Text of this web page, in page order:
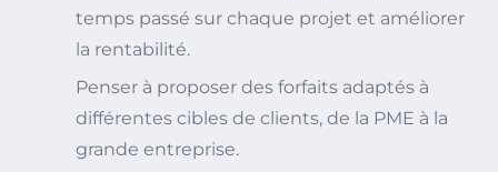
temps passé sur chaque projet et améliorer
la rentabilité.
Penser à proposer des forfaits adaptés à
différentes cibles de clients, de la PME à la
grande entreprise.